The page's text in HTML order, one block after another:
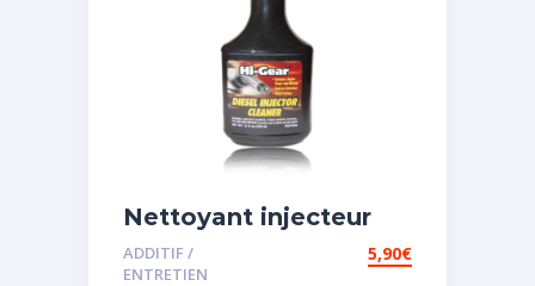
Nettoyant injecteur
diesel
ADDITIF /
ENTRETIEN
5,90€